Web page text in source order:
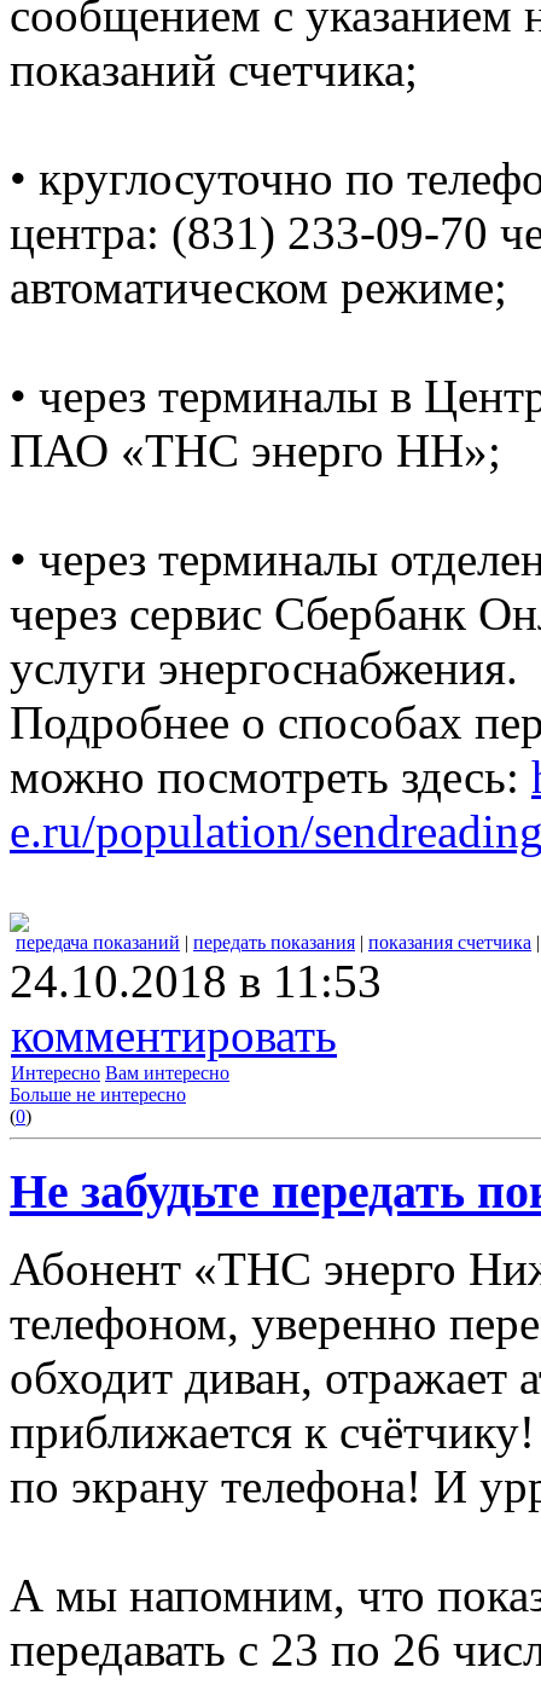
сообщением с указанием
показаний счетчика;
• круглосуточно по
центра: (831) 233-09-70
автоматическом режиме;
• через терминалы в
ПАО «ТНС энерго НН»;
• через терминалы
через сервис Сбербанк
услуги энергоснабжения.
Подробнее о способах
можно посмотреть здесь:
e.ru/population/
передача показаний | передать показания | показания счетчика
24.10.2018 в 11:53
комментировать
Интересно Вам интересно
Больше не интересно
(0)
Не забудьте передать
Абонент «ТНС энерго
телефоном, уверенно
обходит диван, отражает
приближается к
по экрану телефона! И
А мы напомним, что
передавать с 23 по 26